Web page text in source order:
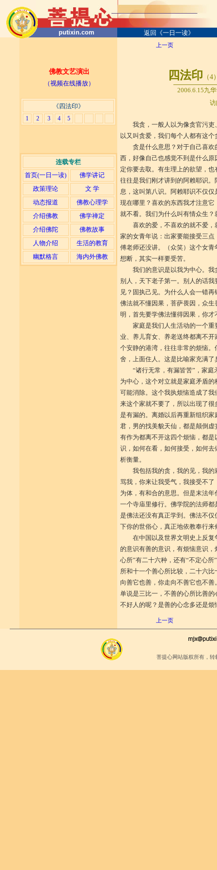
putixin.com 返回《一日一读》
佛教文艺演出
（视频在线播放）
《四法印》
1 2 3 4 5
连载专栏
首页(一日一读)
佛学讲记
政策理论
文 学
动态报道
佛教心理学
介绍佛教
佛学禅定
介绍佛陀
佛教故事
人物介绍
生活的教育
幽默格言
海内外佛教
上一页
四法印 （4
───────
2006.6.15九
我贪，一般人以为像贪官污
以又叫贪爱，我们每个人都有这个
贪是什么意思？对于自己喜
西，好像自己也感觉不到是什么
定你要去取。有生理上的欲望，
往往是我们刚才讲到的阿赖耶识
息，这叫第八识。阿赖耶识不仅
现在哪里？喜欢的东西我才注意
就不看。我们为什么叫有情众生
喜欢的爱，不喜欢的就不爱
家的女青年说：出家要能接受三
傅老师还没讲。（众笑）这个女
想断，其实一样要受苦。
我们的意识是以我为中心。
别人，天下老子第一。别人的话
见？固执己见。为什么人会一错
佛法就不懂因果，菩萨畏因，众
明，首先要学佛法懂得因果，你
家庭是我们人生活动的一个
业、养儿育女、养老送终都离不
个安静的港湾，往往非常的烦恼
舍，上面住人。这是比喻家充满了
“诸行无常，有漏皆苦”，家
为中心，这个对立就是家庭矛盾
可能消除。这个我执烦恼造成了
来这个家就不要了，所以出现了
是有漏的。离婚以后再重新组织
君，男的找美貌天仙，都是颠倒
有作为都离不开这四个烦恼，都
识，如何在看，如何接受，如何
析衡量。
我包括我的贪，我的见，我
骂我，你来让我受气，我接受不
为体，有和合的意思。但是末法
一个寺庙里修行。佛学院的法师
是佛法还没有真正学到。佛法不
下你的世俗心，真正地依教奉行来
在中国以及世界文明史上反
的意识有善的意识，有烦恼意识
心所”有二十六种，还有“不定心
所和十一个善心所比较，二十六
向善它也善，你走向不善它也不
单说是三比一，不善的心所比善
不好人的呢？是善的心念多还是
上一页
菩提心网站版权所有，